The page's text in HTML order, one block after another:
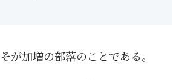
が加増の部落のことである。